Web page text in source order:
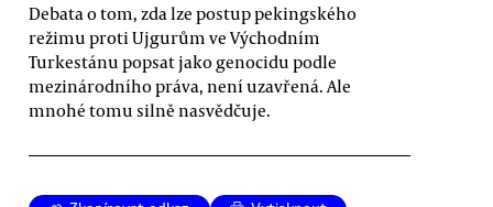
Debata o tom, zda lze postup pekingského
režimu proti Ujgurům ve Východním
Turkestánu popsat jako genocidu podle
mezinárodního práva, není uzavřená. Ale
mnohé tomu silně nasvědčuje.